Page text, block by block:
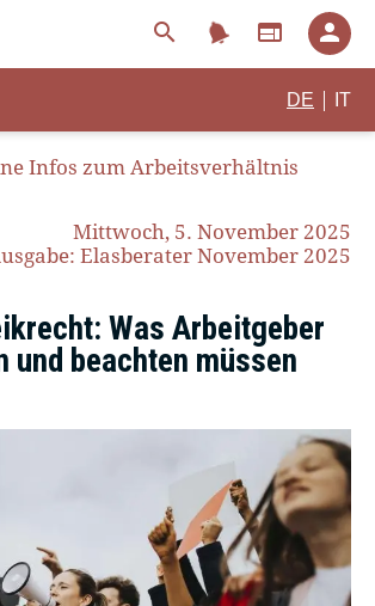
search notifications web person
DE IT
Infos zum Arbeitsverhältnis
Mittwoch, 5. November 2025
Elasberater November 2025
Was Arbeitgeber
und beachten müssen